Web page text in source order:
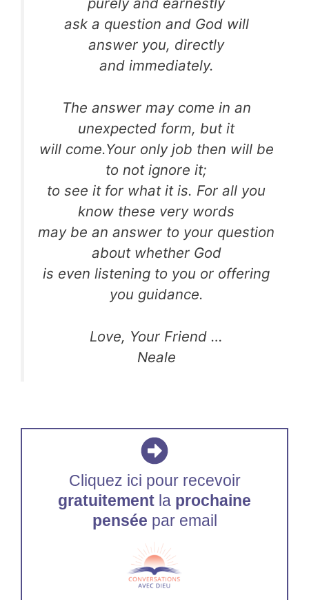
ask a question and God will
answer you, directly
and immediately.
The answer may come in an
unexpected form, but it
will come.Your only job then will be
to not ignore it;
to see it for what it is. For all you
know these very words
may be an answer to your question
about whether God
is even listening to you or offering
you guidance.
Love, Your Friend …
Neale
Cliquez ici pour recevoir
gratuitement la prochaine
pensée par email